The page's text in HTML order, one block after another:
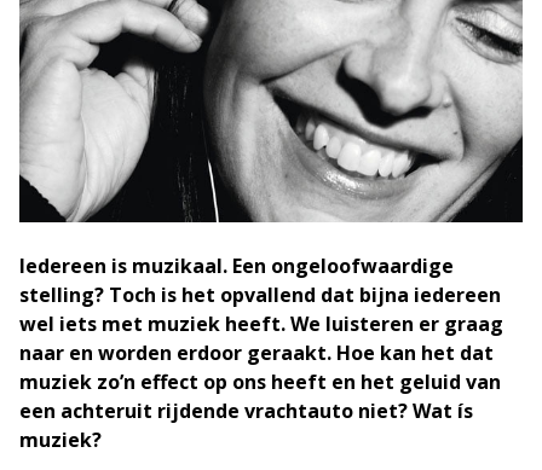
Iedereen is muzikaal. Een ongeloofwaardige
stelling? Toch is het opvallend dat bijna iedereen
wel iets met muziek heeft. We luisteren er graag
naar en worden erdoor geraakt. Hoe kan het dat
muziek zo’n effect op ons heeft en het geluid van
een achteruit rijdende vrachtauto niet? Wat ís
muziek?